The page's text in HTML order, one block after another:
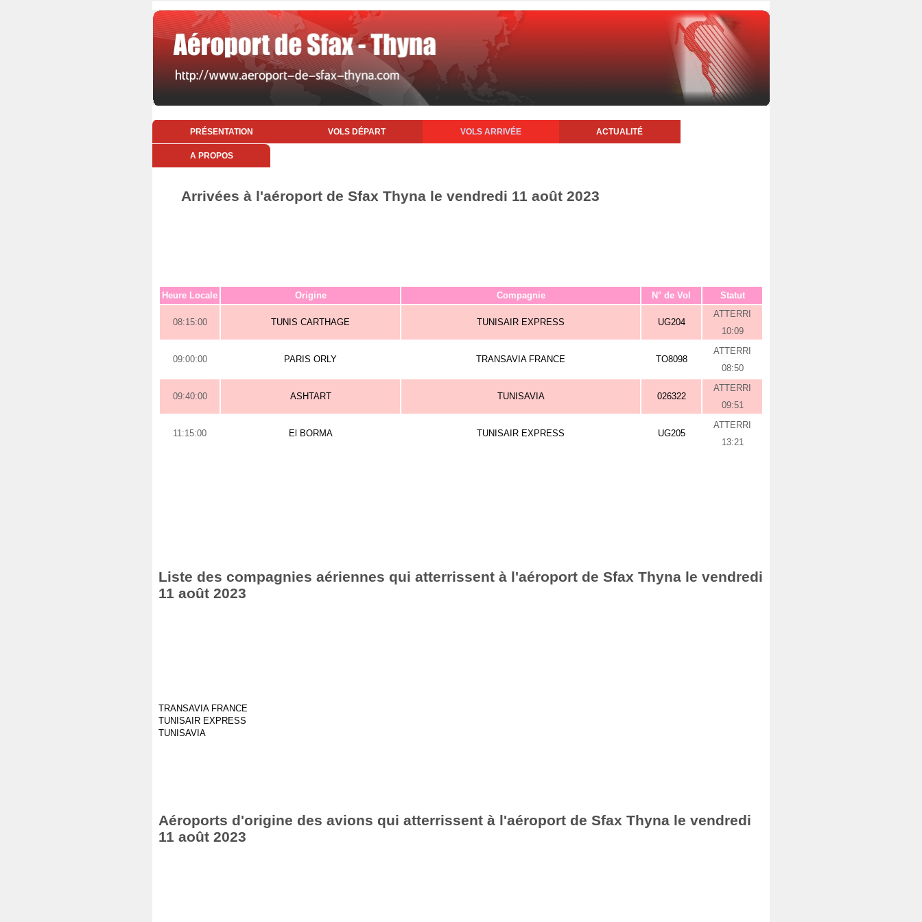
PRÉSENTATION VOLS DÉPART VOLS ARRIVÉE ACTUALITÉ
A PROPOS
Arrivées à l'aéroport de Sfax Thyna le vendredi 11 août 2023
Heure Locale Origine Compagnie N° de Vol Statut
08:15:00 TUNIS CARTHAGE TUNISAIR EXPRESS UG204
ATTERRI
10:09
09:00:00 PARIS ORLY TRANSAVIA FRANCE TO8098
ATTERRI
08:50
09:40:00 ASHTART TUNISAVIA 026322
ATTERRI
09:51
11:15:00 El BORMA TUNISAIR EXPRESS UG205
ATTERRI
13:21
Liste des compagnies aériennes qui atterrissent à l'aéroport de Sfax Thyna le vendredi
11 août 2023
TRANSAVIA FRANCE
TUNISAIR EXPRESS
TUNISAVIA
Aéroports d'origine des avions qui atterrissent à l'aéroport de Sfax Thyna le vendredi
11 août 2023